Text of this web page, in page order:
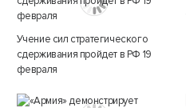
Учение сил стратегического
сдерживания пройдет в РФ 19
февраля